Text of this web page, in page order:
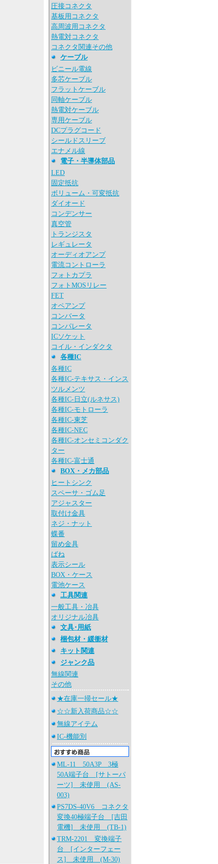
圧接コネクタ
基板用コネクタ
高周波用コネクタ
熱電対コネクタ
コネクタ関連その他
ケーブル
ビニール電線
多芯ケーブル
フラットケーブル
同軸ケーブル
熱電対ケーブル
専用ケーブル
DCプラグコード
シールドスリーブ
エナメル線
電子・半導体部品
LED
固定抵抗
ボリューム・可変抵抗
ダイオード
コンデンサー
真空管
トランジスタ
レギュレータ
オーディオアンプ
電流コントローラ
フォトカプラ
フォトMOSリレー
FET
オペアンプ
コンバータ
コンパレータ
ICソケット
コイル・インダクタ
各種IC
各種IC
各種IC-テキサス・インス
ツルメンツ
各種IC-日立(ルネサス)
各種IC-モトローラ
各種IC-東芝
各種IC-NEC
各種IC-オンセミコンダク
ター
各種IC-富士通
BOX・メカ部品
ヒートシンク
スペーサ・ゴム足
アジャスター
取付け金具
ネジ・ナット
蝶番
留め金具
ばね
表示シール
BOX・ケース
電池ケース
工具関連
一般工具・冶具
オリジナル冶具
文具･用紙
梱包材・緩衝材
キット関連
ジャンク品
無線関連
その他
★在庫一掃セール★
☆☆新入荷商品☆☆
無線アイテム
IC-機能別
ML-11 50A3P 3極
50A端子台 [サトーパ
ーツ] 未使用 (AS-
003)
PS7DS-40V6 コネクタ
変換40極端子台 [吉田
電機] 未使用 (TB-1)
TRM-2201 変換端子
台 [インターフェー
ス] 未使用 (M-30)